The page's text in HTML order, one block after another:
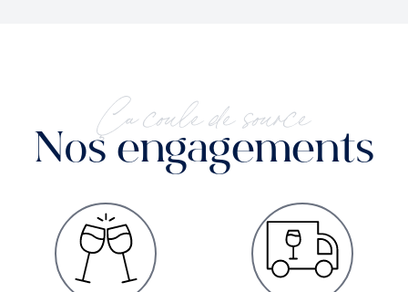
Ça coule de source
Nos engagements